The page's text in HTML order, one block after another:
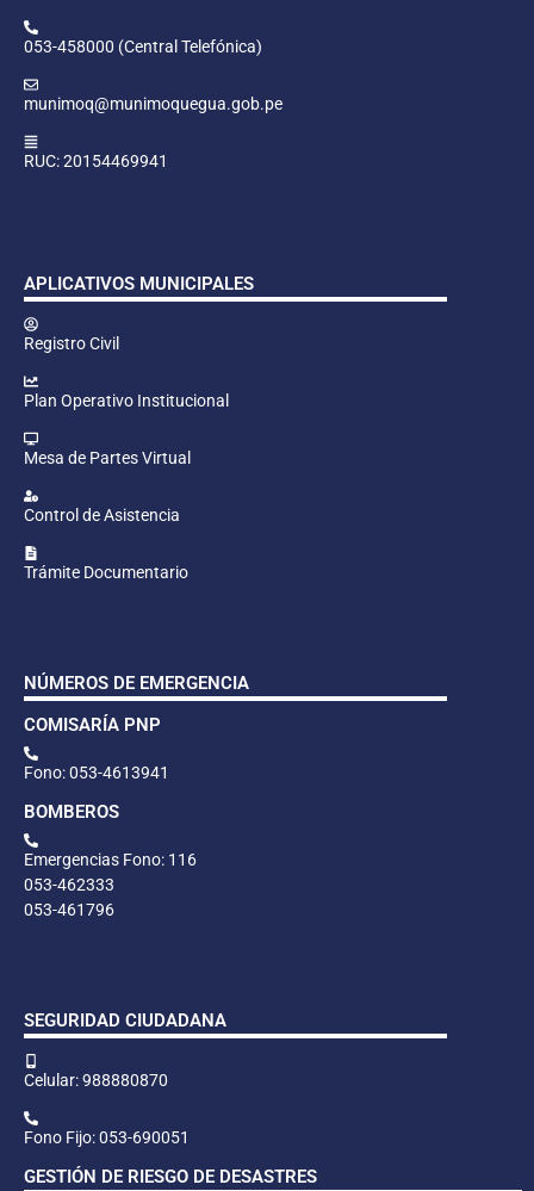
053-458000 (Central Telefónica)
munimoq@munimoquegua.gob.pe
RUC: 20154469941
APLICATIVOS MUNICIPALES
Registro Civil
Plan Operativo Institucional
Mesa de Partes Virtual
Control de Asistencia
Trámite Documentario
NÚMEROS DE EMERGENCIA
COMISARÍA PNP
Fono: 053-4613941
BOMBEROS
Emergencias Fono: 116
053-462333
053-461796
SEGURIDAD CIUDADANA
Celular: 988880870
Fono Fijo: 053-690051
GESTIÓN DE RIESGO DE DESASTRES